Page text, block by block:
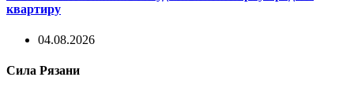
квартиру
04.08.2026
Сила Рязани